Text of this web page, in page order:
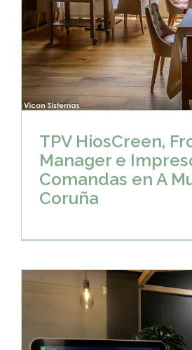
TPV HiosCreen,
Manager e
Comandas en A
Coruña